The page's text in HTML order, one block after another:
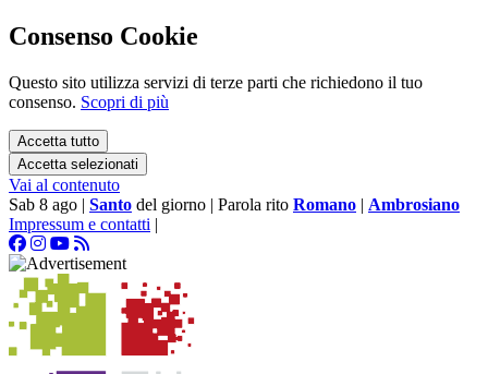
Consenso Cookie
Questo sito utilizza servizi di terze parti che richiedono il tuo
consenso. Scopri di più
Accetta tutto
Accetta selezionati
Vai al contenuto
Sab 8 ago | Santo del giorno | Parola rito Romano | Ambrosiano
Impressum e contatti |